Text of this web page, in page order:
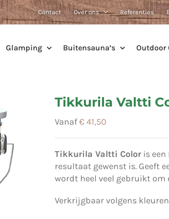
Contact Over ons Referenties
Glamping Buitensauna’s Outdoor
Tikkurila Valtti
Vanaf€41,50
Tikkurila Valtti Color is
resultaat gewenst is. Geeft
wordt heel veel gebruikt om
Verkrijgbaar volgens